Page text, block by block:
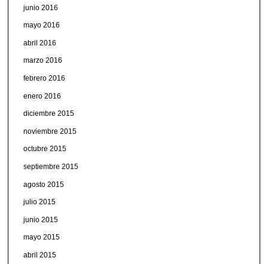
junio 2016
mayo 2016
abril 2016
marzo 2016
febrero 2016
enero 2016
diciembre 2015
noviembre 2015
octubre 2015
septiembre 2015
agosto 2015
julio 2015
junio 2015
mayo 2015
abril 2015